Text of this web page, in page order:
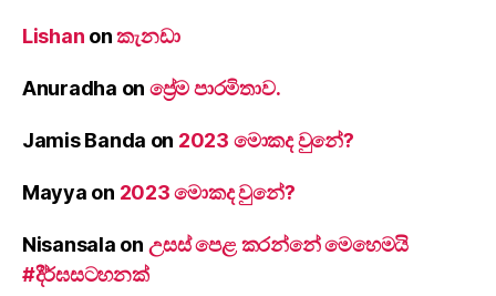
Lishan onකැනඩා
Anuradha on ප්‍රේම පාරමිතාව.
Jamis Banda on 2023 මොකද වුනේ?
Mayya on 2023 මොකද වුනේ?
Nisansala on උසස් පෙළ කරන්නේ මෙහෙමයි
#දීර්ඝසටහනක්